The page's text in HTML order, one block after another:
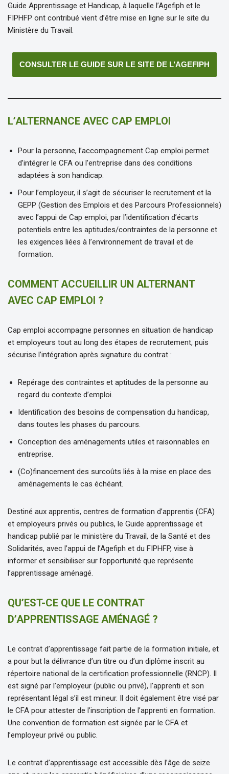
Guide Apprentissage et Handicap, à laquelle l’Agefiph et le
FIPHFP ont contribué vient d’être mise en ligne sur le site du
Ministère du Travail.
CONSULTER LE GUIDE SUR LE SITE DE L’AGEFIPH
L’ALTERNANCE AVEC CAP EMPLOI
Pour la personne, l’accompagnement Cap emploi permet
d’intégrer le CFA ou l’entreprise dans des conditions
adaptées à son handicap.
Pour l’employeur, il s’agit de sécuriser le recrutement et la
GEPP (Gestion des Emplois et des Parcours Professionnels)
avec l’appui de Cap emploi, par l’identification d’écarts
potentiels entre les aptitudes/contraintes de la personne et
les exigences liées à l’environnement de travail et de
formation.
COMMENT ACCUEILLIR UN ALTERNANT
AVEC CAP EMPLOI ?
Cap emploi accompagne personnes en situation de handicap
et employeurs tout au long des étapes de recrutement, puis
sécurise l’intégration après signature du contrat :
Repérage des contraintes et aptitudes de la personne au
regard du contexte d’emploi.
Identification des besoins de compensation du handicap,
dans toutes les phases du parcours.
Conception des aménagements utiles et raisonnables en
entreprise.
(Co)financement des surcoûts liés à la mise en place des
aménagements le cas échéant.
Destiné aux apprentis, centres de formation d’apprentis (CFA)
et employeurs privés ou publics, le Guide apprentissage et
handicap publié par le ministère du Travail, de la Santé et des
Solidarités, avec l’appui de l’Agefiph et du FIPHFP, vise à
informer et sensibiliser sur l’opportunité que représente
l’apprentissage aménagé.
QU’EST-CE QUE LE CONTRAT
D’APPRENTISSAGE AMÉNAGÉ ?
Le contrat d’apprentissage fait partie de la formation initiale, et
a pour but la délivrance d’un titre ou d’un diplôme inscrit au
répertoire national de la certification professionnelle (RNCP). Il
est signé par l’employeur (public ou privé), l’apprenti et son
représentant légal s’il est mineur. Il doit également être visé par
le CFA pour attester de l’inscription de l’apprenti en formation.
Une convention de formation est signée par le CFA et
l’employeur privé ou public.
Le contrat d’apprentissage est accessible dès l’âge de seize